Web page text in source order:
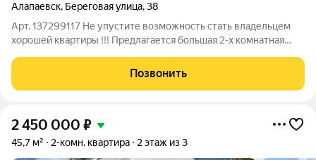
Алапаевск, Береговая улица,38
Арт. 137299117 Не упустите возможность стать владельцем
хорошей квартиры !!! Предлагается большая 2-х комнатная
г.Алапаевск ул.Береговая д.38 1/2 этажность. Общая площадь
квартиры 58,7 кв.м.
Позвонить
2 450 000 ₽
45,7 м² 2-комн. квартира 2 этаж из 3